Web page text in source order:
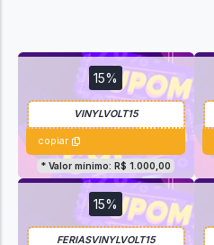
15%
copiar
* Valor mínimo: R$ 1.000,00
15%